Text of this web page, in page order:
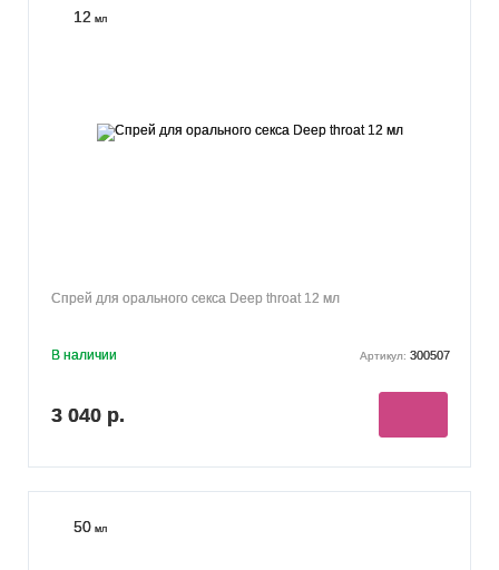
12 мл
Спрей для орального секса Deep throat 12 мл
В наличии Артикул: 300507
3 040 р.
50 мл